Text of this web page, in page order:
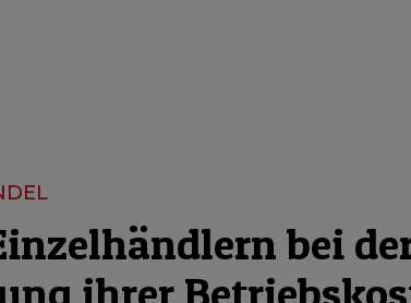
bei
ihrer